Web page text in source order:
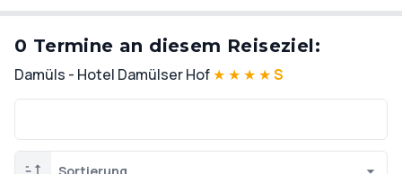
0 Termine an diesem Reiseziel:
Damüls - Hotel Damülser Hof★ ★ ★ ★S